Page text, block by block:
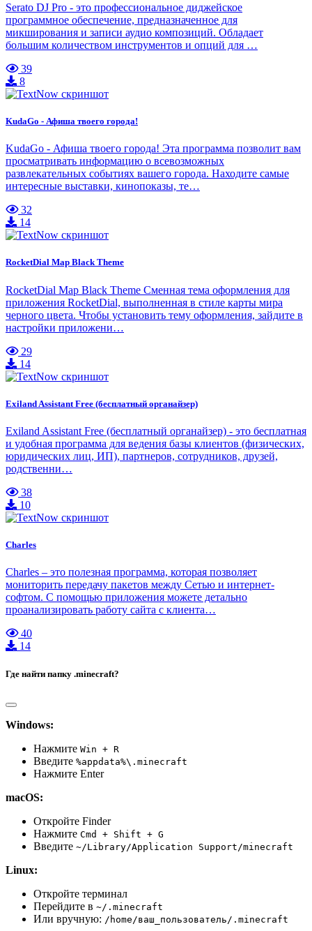
Serato DJ Pro - это профессиональное диджейское
программное обеспечение, предназначенное для
микширования и записи аудио композиций. Обладает
большим количеством инструментов и опций для …
39
8
KudaGo - Афиша твоего города!
KudaGo - Афиша твоего города! Эта программа позволит вам
просматривать информацию о всевозможных
развлекательных событиях вашего города. Находите самые
интересные выставки, кинопоказы, те…
32
14
RocketDial Map Black Theme
RocketDial Map Black Theme Сменная тема оформления для
приложения RocketDial, выполненная в стиле карты мира
черного цвета. Чтобы установить тему оформления, зайдите в
настройки приложени…
29
14
Exiland Assistant Free (бесплатный органайзер)
Exiland Assistant Free (бесплатный органайзер) - это бесплатная
и удобная программа для ведения базы клиентов (физических,
юридических лиц, ИП), партнеров, сотрудников, друзей,
родственни…
38
10
Charles
Charles – это полезная программа, которая позволяет
мониторить передачу пакетов между Сетью и интернет-
софтом. С помощью приложения можете детально
проанализировать работу сайта с клиента…
40
14
Где найти папку .minecraft?
Windows:
Нажмите Win + R
Введите %appdata%\.minecraft
Нажмите Enter
macOS:
Откройте Finder
Нажмите Cmd + Shift + G
Введите ~/Library/Application Support/minecraft
Linux:
Откройте терминал
Перейдите в ~/.minecraft
Или вручную: /home/ваш_пользователь/.minecraft